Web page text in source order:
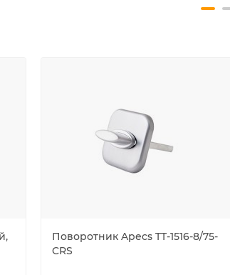
Поворотник Apecs TT-1516-8/75-
CRS